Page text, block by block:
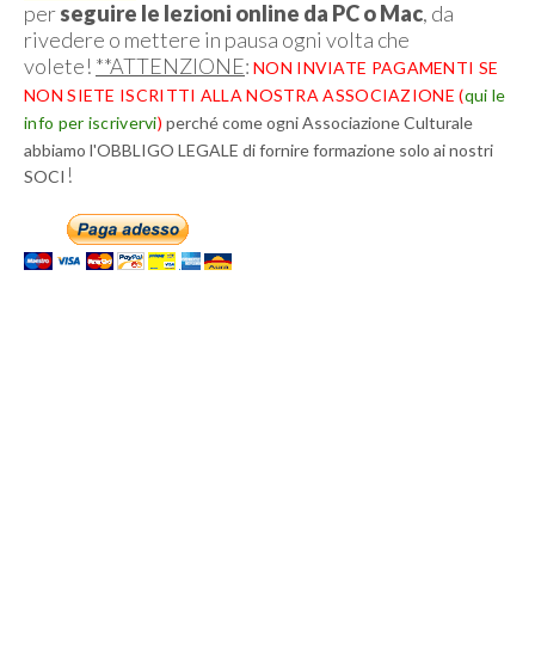
perseguire le lezioni online da PC o Mac, da
rivedere o mettere in pausa ogni volta che
volete! **ATTENZIONE: NON INVIATE PAGAMENTI SE
NON SIETE ISCRITTI ALLA NOSTRA ASSOCIAZIONE (qui le
info per iscrivervi) perché come ogni Associazione Culturale
abbiamo l'OBBLIGO LEGALE di fornire formazione solo ai nostri
SOCI !